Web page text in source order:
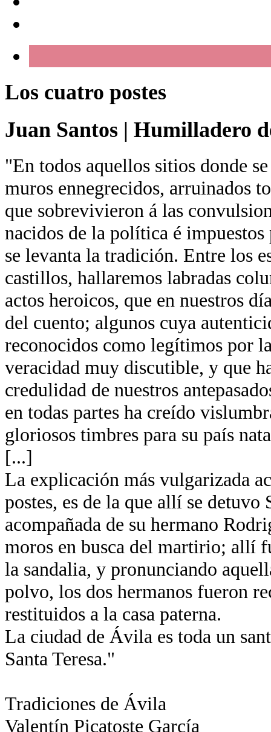
Los cuatro postes
Juan Santos | Humilladero
"En todos aquellos sitios donde
muros ennegrecidos, arruinados
que sobrevivieron á las
nacidos de la política é
se levanta la tradición. Entre los
castillos, hallaremos labradas
actos heroicos, que en nuestros
del cuento; algunos cuya
reconocidos como legítimos por
veracidad muy discutible, y que
credulidad de nuestros
en todas partes ha creído
gloriosos timbres para su país
[...]
La explicación más vulgarizada
postes, es de la que allí se detuvo
acompañada de su hermano
moros en busca del martirio; allí
la sandalia, y pronunciando
polvo, los dos hermanos fueron
restituidos a la casa paterna.
La ciudad de Ávila es toda un
Santa Teresa."
Tradiciones de Ávila
Valentín Picatoste García